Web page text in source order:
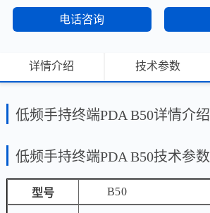
电话咨询
详情介绍 技术参数
低频手持终端PDA B50详情介绍
低频手持终端PDA B50技术参数
型号 B50